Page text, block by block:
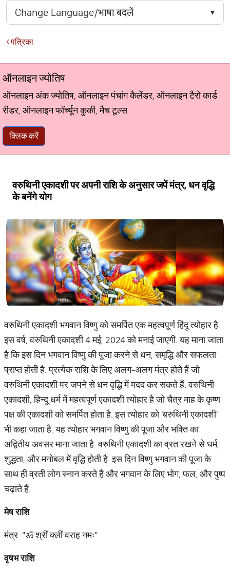
पत्रिका
ऑनलाइन ज्योतिष
ऑनलाइन अंक ज्योतिष, ऑनलाइन पंचांग कैलेंडर, ऑनलाइन टैरो कार्ड
रीडर, ऑनलाइन फॉर्च्यून कुकी, मैच टूल्स
क्लिक करें
वरुथिनी एकादशी पर अपनी राशि के अनुसार जपें मंत्र, धन वृद्धि
के बनेंगे योग
वरुथिनी एकादशी भगवान विष्णु को समर्पित एक महत्वपूर्ण हिंदू त्योहार है.
इस वर्ष, वरुथिनी एकादशी 4 मई, 2024 को मनाई जाएगी. यह माना जाता
है कि इस दिन भगवान विष्णु की पूजा करने से धन, समृद्धि और सफलता
प्राप्त होती है. प्रत्येक राशि के लिए अलग-अलग मंत्र होते हैं जो
वरुथिनी एकादशी पर जपने से धन वृद्धि में मदद कर सकते हैं. वरुथिनी
एकादशी, हिन्दू धर्म में महत्वपूर्ण एकादशी त्योहार है जो चैत्र माह के कृष्ण
पक्ष की एकादशी को समर्पित होता है. इस त्योहार को 'बरुथिनी एकादशी'
भी कहा जाता है. यह त्योहार भगवान विष्णु की पूजा और भक्ति का
अद्वितीय अवसर माना जाता है. वरुथिनी एकादशी का व्रत रखने से धर्म,
शुद्धता, और मनोबल में वृद्धि होती है. इस दिन विष्णु भगवान की पूजा के
साथ ही व्रती लोग स्नान करते हैं और भगवान के लिए भोग, फल, और पुष्प
चढ़ाते हैं.
मेषराशि
मंत्र: "ॐ श्रीं क्लीं वराह नमः"
वृषभराशि